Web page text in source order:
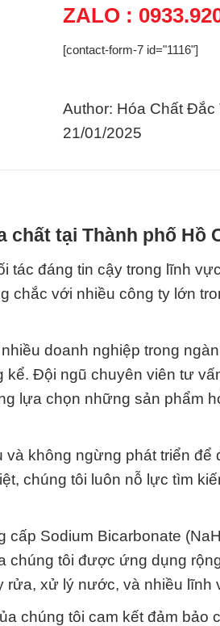
ZALO :
[contact-form-7 id="1116"]
Author: Hóa Chất
21/01/2025
chất tại Thành phố Hồ
tác đáng tin cậy trong lĩnh
chắc với nhiều công ty lớn
doanh nghiệp trong
Đội ngũ chuyên viên tư
lựa chọn những sản phẩm
không ngừng phát triển để
chúng tôi luôn nỗ lực tìm
Sodium Bicarbonate
chúng tôi được ứng dụng
rửa, xử lý nước, và nhiều lĩnh
chúng tôi cam kết đảm bảo